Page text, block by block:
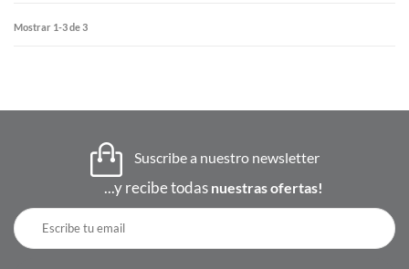
Mostrar 1-3 de 3
Suscribe a nuestro newsletter
...y recibe todas nuestras ofertas!